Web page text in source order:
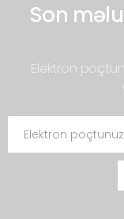
Son
Elektron